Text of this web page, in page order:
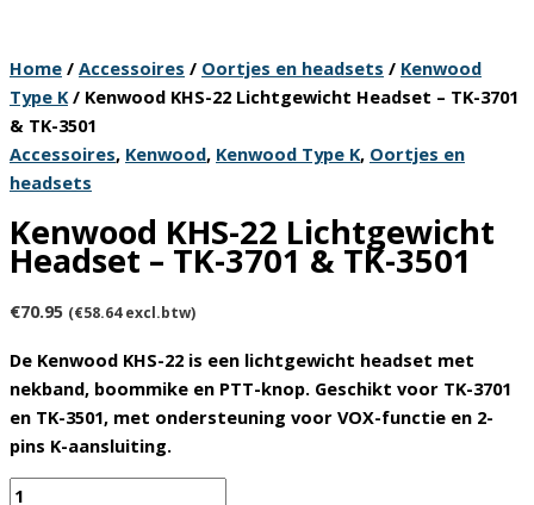
Home / Accessoires / Oortjes en headsets / Kenwood
Type K / Kenwood KHS-22 Lichtgewicht Headset – TK-3701
& TK-3501
Accessoires, Kenwood, Kenwood Type K, Oortjes en
headsets
Kenwood KHS-22 Lichtgewicht
Headset – TK-3701 & TK-3501
€70.95 (€58.64excl.btw)
De Kenwood KHS-22 is een lichtgewicht headset met
nekband, boommike en PTT-knop. Geschikt voor TK-3701
en TK-3501, met ondersteuning voor VOX-functie en 2-
pins K-aansluiting.
Kenwood